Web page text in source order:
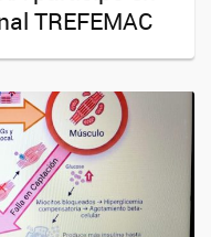
TREFEMAC